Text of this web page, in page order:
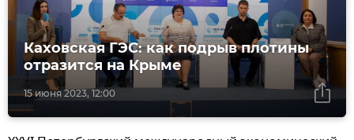
15 июня 2023, 12:00
Каховская ГЭС: как подрыв плотины
отразится на Крыме